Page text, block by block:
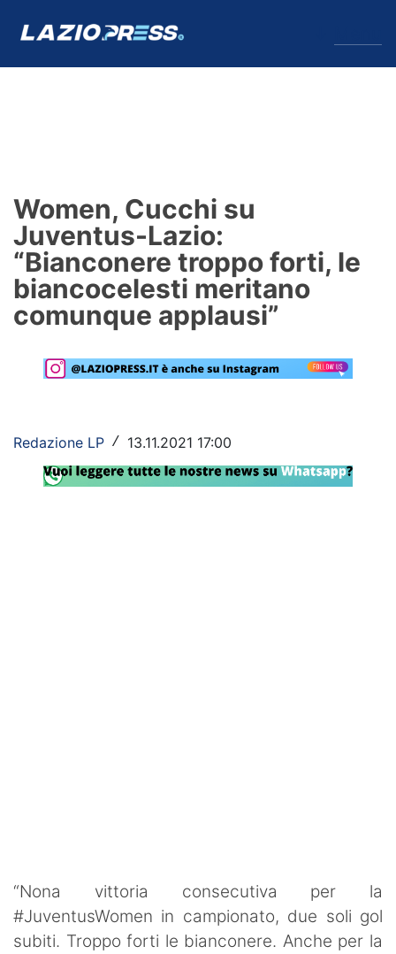
Formello
Infortuni
Primavera
Lazio Women
Social
Women, Cucchi su
Juventus-Lazio:
“Bianconere troppo forti, le
biancocelesti meritano
comunque applausi”
Redazione LP / 13.11.2021 17:00
“Nona vittoria consecutiva per la
#JuventusWomen in campionato, due soli gol
subiti. Troppo forti le bianconere. Anche per la